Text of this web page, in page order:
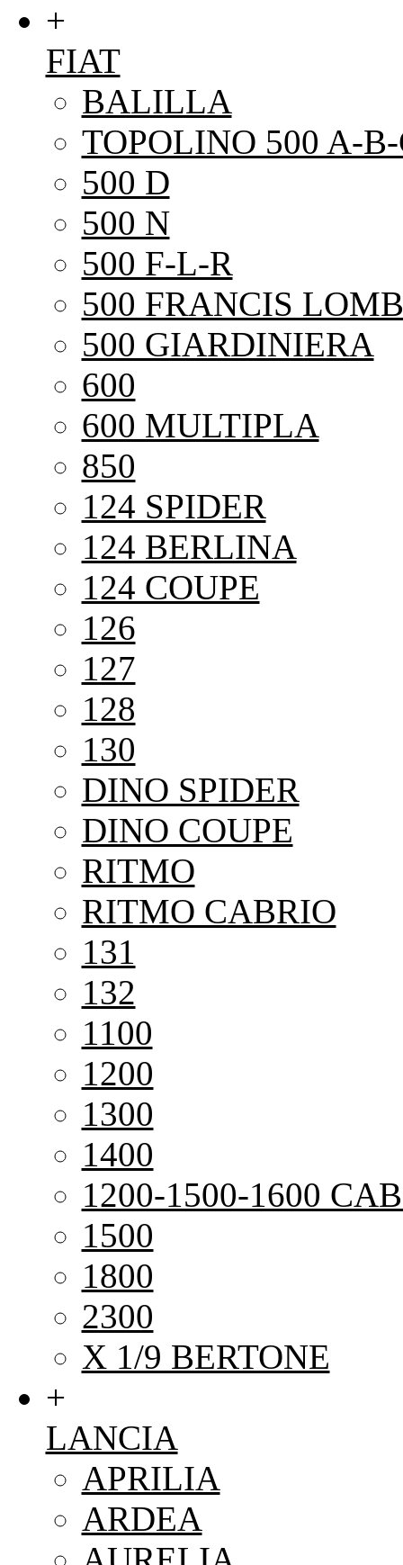
+
FIAT
BALILLA
TOPOLINO 500 A-
500 D
500 N
500 F-L-R
500 FRANCIS
500 GIARDINIERA
600
600 MULTIPLA
850
124 SPIDER
124 BERLINA
124 COUPE
126
127
128
130
DINO SPIDER
DINO COUPE
RITMO
RITMO CABRIO
131
132
1100
1200
1300
1400
1200-1500-1600
1500
1800
2300
X 1/9 BERTONE
+
LANCIA
APRILIA
ARDEA